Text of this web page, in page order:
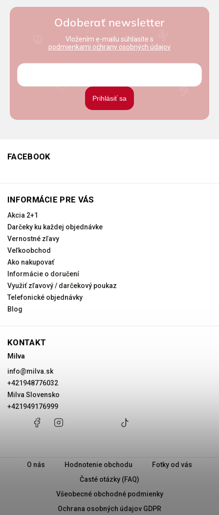
Odoberať newsletter
Vložením e-mailu súhlasíte s
podmienkami ochrany osobných údajov
Prihlásiť sa
FACEBOOK
INFORMÁCIE PRE VÁS
Akcia 2+1
Darčeky ku každej objednávke
Vernostné zľavy
Veľkoobchod
Ako nakupovať
Informácie o doručení
Využiť zľavový / darčekový poukaz
Telefonické objednávky
Blog
KONTAKT
Milva
info@milva.sk
+421948776032
Milva Slovensko
+421949176999
+421948776032
Facebook
Slovensko
+421949176999
O nás Hodnotenie obchodu
Fotky od vás
Časté otázky (FAQ)
Všeobecné obchodné podmienky
Ochrana osobných údajov GDPR